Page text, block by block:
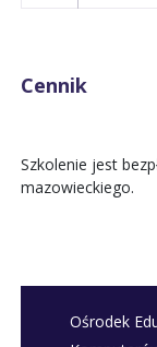
Cennik
Szkolenie jest
mazowieckiego.
Ośrodek